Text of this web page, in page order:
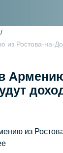
из Ростова-на-